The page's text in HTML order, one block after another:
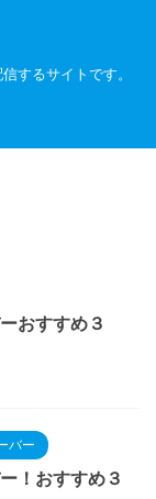
するサイトです。
おすすめ３
バー
！おすすめ３